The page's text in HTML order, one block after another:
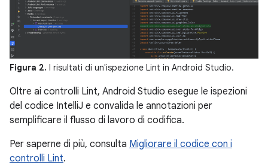
Figura 2. I risultati di un'ispezione Lint in Android Studio.
Oltre ai controlli Lint, Android Studio esegue le ispezioni
del codice IntelliJ e convalida le annotazioni per
semplificare il flusso di lavoro di codifica.
Per saperne di più, consulta Migliorare il codice con i
controlli Lint.